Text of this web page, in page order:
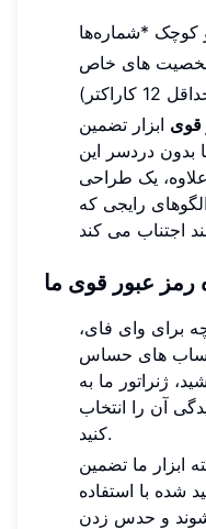
*شماره‌ها
های خاص
قوی ابزار تضمین
دردسر این
علاوه، یک طراحی
رایجی که
رمز عبور قوی ما
برای وای فای،
حساب های حساس
ژنراتور ما به
آن را انتخاب
کنید.
ابزار ما تضمین
شده با استفاده
شوند و حدس زدن